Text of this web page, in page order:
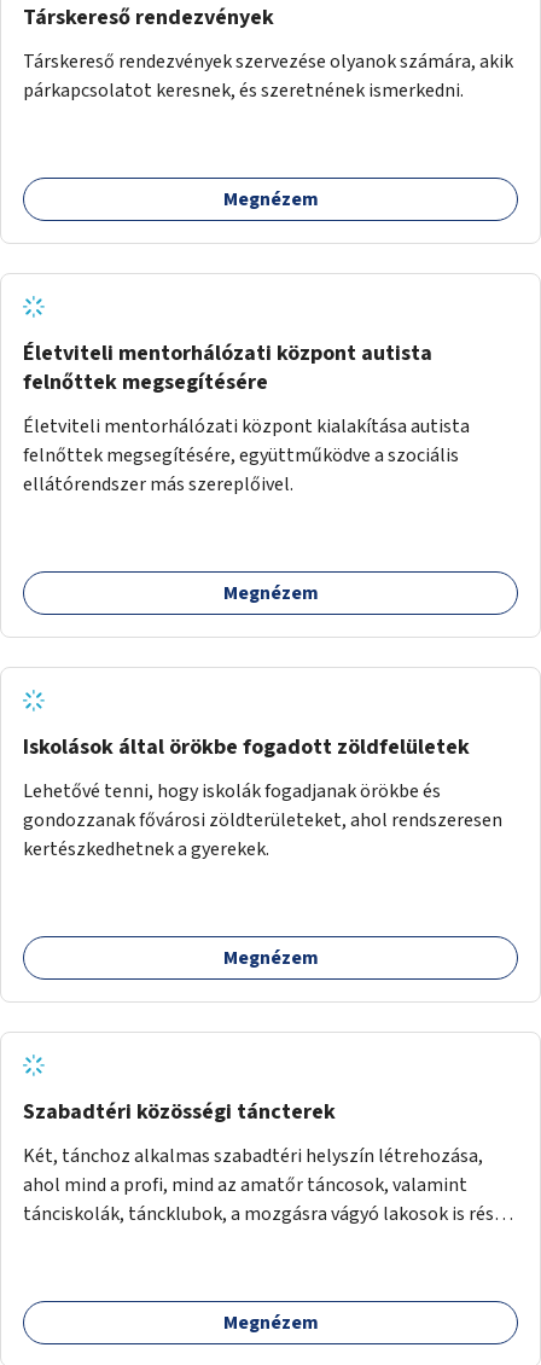
Társkereső rendezvények
Társkereső rendezvények szervezése olyanok számára, akik
párkapcsolatot keresnek, és szeretnének ismerkedni.
Megnézem
Életviteli mentorhálózati központ autista
felnőttek megsegítésére
Életviteli mentorhálózati központ kialakítása autista
felnőttek megsegítésére, együttműködve a szociális
ellátórendszer más szereplőivel.
Megnézem
Iskolások által örökbe fogadott zöldfelületek
Lehetővé tenni, hogy iskolák fogadjanak örökbe és
gondozzanak fővárosi zöldterületeket, ahol rendszeresen
kertészkedhetnek a gyerekek.
Megnézem
Szabadtéri közösségi táncterek
Két, tánchoz alkalmas szabadtéri helyszín létrehozása,
ahol mind a profi, mind az amatőr táncosok, valamint
tánciskolák, táncklubok, a mozgásra vágyó lakosok is részt
Megnézem